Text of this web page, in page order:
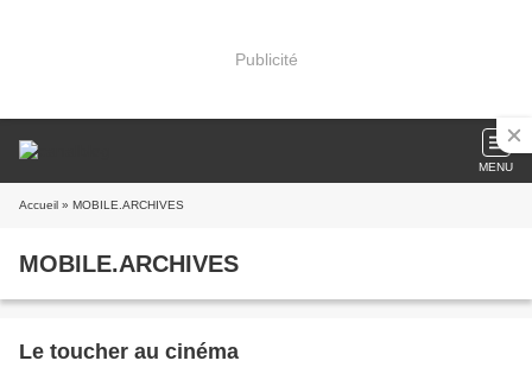
Publicité
MENU
Accueil » MOBILE.ARCHIVES
MOBILE.ARCHIVES
Le toucher au cinéma